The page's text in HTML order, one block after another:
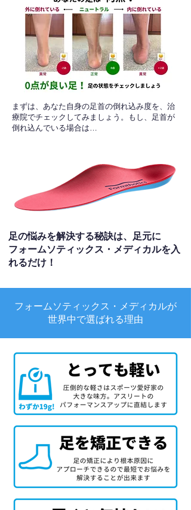
​まずは、あなた自身の足首の倒れ込み度を、治
療院でチェックしてみましょう。もし、足首が
倒れ込んでいる場合は…
足の悩みを解決する秘訣は、足元に
フォームソティックス・メディカルを入
れるだけ！
フォームソティックス・メディカルが
世界中で選ばれる理由